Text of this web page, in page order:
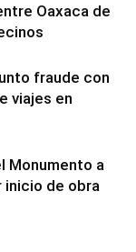
Oaxaca de
fraude con
viajes en
Monumento a
inicio de obra